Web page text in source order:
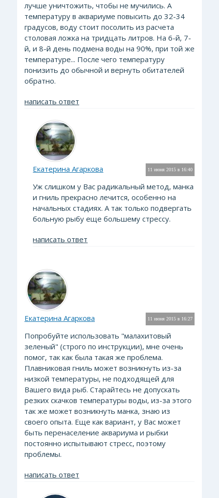
лучше уничтожить, чтобы не мучились. А
температуру в аквариуме повысить до 32-34
градусов, воду стоит посолить из расчета
столовая ложка на тридцать литров. На 6-й, 7-
й, и 8-й день подмена воды на 90%, при той же
температуре... После чего температуру
понизить до обычной и вернуть обитателей
обратно.
написать ответ
11 июня 2015 в 16:40
Екатерина Агаркова
Уж слишком у Вас радикальный метод, манка
и гниль прекрасно лечится, особенно на
начальных стадиях. А так только подвергать
больную рыбу еще большему стрессу.
написать ответ
11 июня 2015 в 16:27
Екатерина Агаркова
Попробуйте использовать "малахитовый
зеленый" (строго по инструкции), мне очень
помог, так как была такая же проблема.
Плавниковая гниль может возникнуть из-за
низкой температуры, не подходящей для
Вашего вида рыб. Старайтесь не допускать
резких скачков температуры воды, из-за этого
так же может возникнуть манка, знаю из
своего опыта. Еще как вариант, у Вас может
быть перенаселение аквариума и рыбки
постоянно испытывают стресс, поэтому
проблемы.
написать ответ